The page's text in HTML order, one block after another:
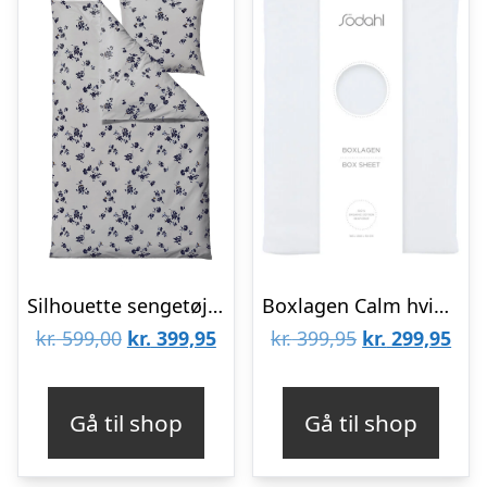
Silhouette sengetøj – Cloud Grey
kr.599,00 Den
kr. 599,00.
kr. 399,95Den
kr. 399,95.
Gå til shop
Boxlagen Calm hvid – 180x200x30 cm
kr.399,95 Den
kr. 399,95.
kr. 299,95Den
kr.
Gå til shop